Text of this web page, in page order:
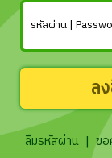
รหัสผ่าน |
ล
ลืมรหัสผ่าน | ข